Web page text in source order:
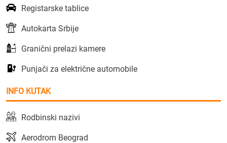
Registarske tablice
Autokarta Srbije
Granični prelazi kamere
Punjači za električne automobile
INFO KUTAK
Rodbinski nazivi
Aerodrom Beograd